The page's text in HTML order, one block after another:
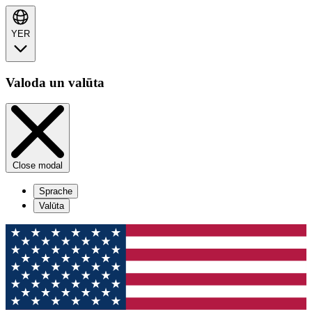
YER
Valoda un valūta
Close modal
Sprache
Valūta